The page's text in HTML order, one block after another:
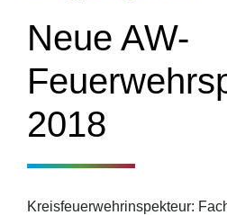
Neue AW-
2018
Kreisfeuerwehrinspekteur: